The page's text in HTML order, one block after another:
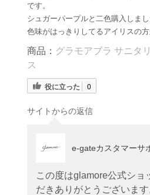
です。
シュガーパープルと二色購入しまし
色味がはっきりしてるアイリスの方
商品： グラモアブラ サニタ
ス
役に立った 0
サイトからの返信
e-gateカスタマーサ
この度はglamore公式ショ
だきありがとうございます